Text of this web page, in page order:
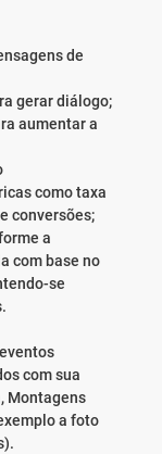
de
gerar diálogo;
aumentar a
como taxa
conversões;
a
com base no
se
com sua
Montagens
a foto